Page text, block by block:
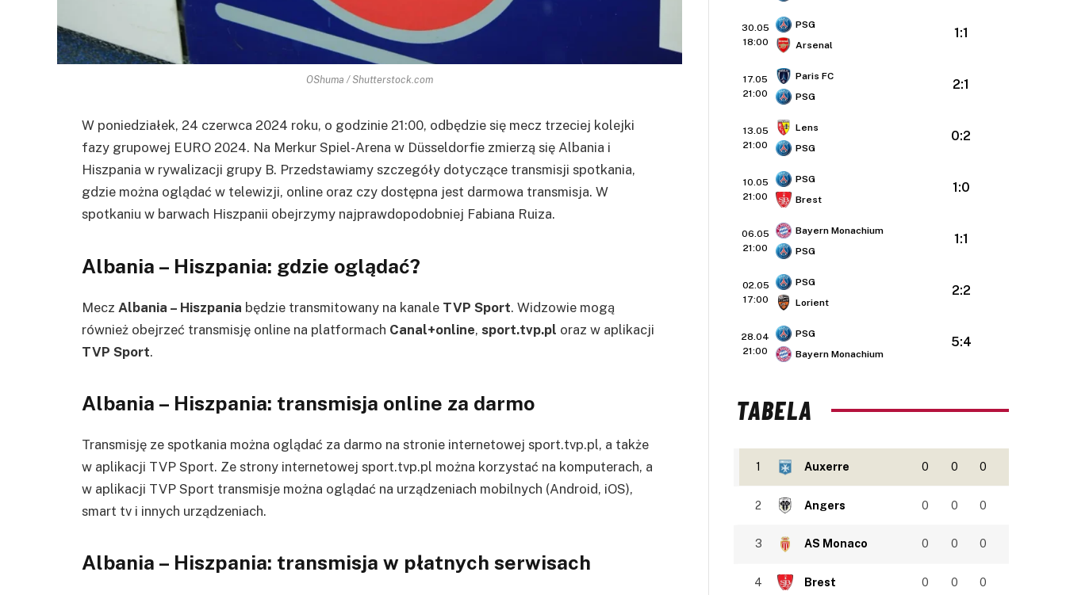
OShuma / Shutterstock.com
W poniedziałek, 24 czerwca 2024 roku, o godzinie 21:00, odbędzie się mecz trzeciej kolejki
fazy grupowej EURO 2024. Na Merkur Spiel-Arena w Düsseldorfie zmierzą się Albania i
Hiszpania w rywalizacji grupy B. Przedstawiamy szczegóły dotyczące transmisji spotkania,
gdzie można oglądać w telewizji, online oraz czy dostępna jest darmowa transmisja. W
spotkaniu w barwach Hiszpanii obejrzymy najprawdopodobniej Fabiana Ruiza.
Albania – Hiszpania: gdzie oglądać?
Mecz Albania – Hiszpania będzie transmitowany na kanale TVP Sport. Widzowie mogą
również obejrzeć transmisję online na platformach Canal+online, sport.tvp.pl oraz w aplikacji
TVP Sport.
Albania – Hiszpania: transmisja online za darmo
Transmisję ze spotkania można oglądać za darmo na stronie internetowej sport.tvp.pl, a także
w aplikacji TVP Sport. Ze strony internetowej sport.tvp.pl można korzystać na komputerach, a
w aplikacji TVP Sport transmisje można oglądać na urządzeniach mobilnych (Android, iOS),
smart tv i innych urządzeniach.
Albania – Hiszpania: transmisja w płatnych serwisach
30.05
18:00
PSG
Arsenal
1:1
17.05
21:00
Paris FC
PSG
2:1
13.05
21:00
Lens
PSG
0:2
10.05
21:00
PSG
Brest
1:0
06.05
21:00
Bayern Monachium
PSG
1:1
02.05
17:00
PSG
Lorient
2:2
28.04
21:00
PSG
Bayern Monachium
5:4
TABELA
1 Auxerre 0 0 0
2 Angers 0 0 0
3 AS Monaco 0 0 0
4 Brest 0 0 0